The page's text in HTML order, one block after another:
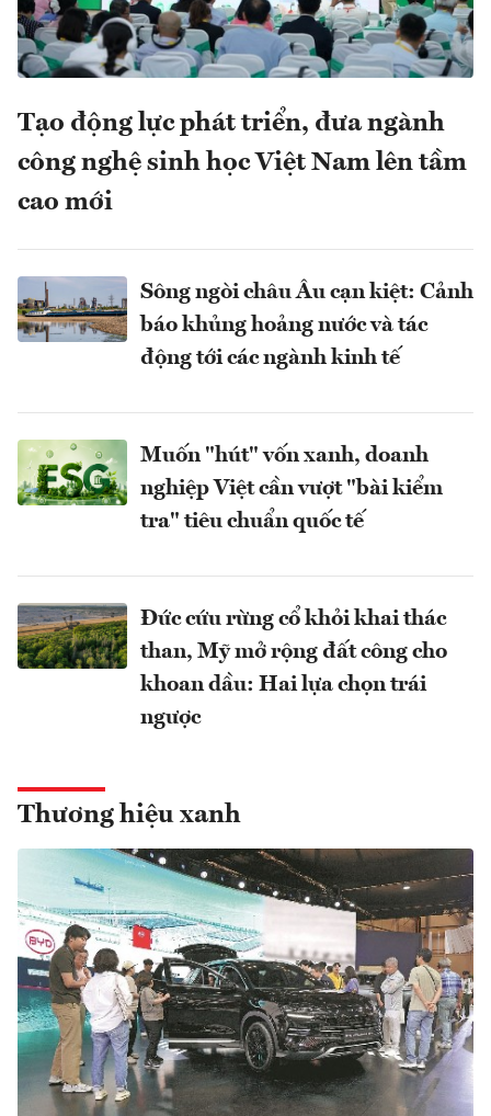
Tạo động lực phát triển, đưa ngành
công nghệ sinh học Việt Nam lên tầm
cao mới
Sông ngòi châu Âu cạn kiệt: Cảnh
báo khủng hoảng nước và tác
động tới các ngành kinh tế
Muốn "hút" vốn xanh, doanh
nghiệp Việt cần vượt "bài kiểm
tra" tiêu chuẩn quốc tế
Đức cứu rừng cổ khỏi khai thác
than, Mỹ mở rộng đất công cho
khoan dầu: Hai lựa chọn trái
ngược
Thương hiệu xanh